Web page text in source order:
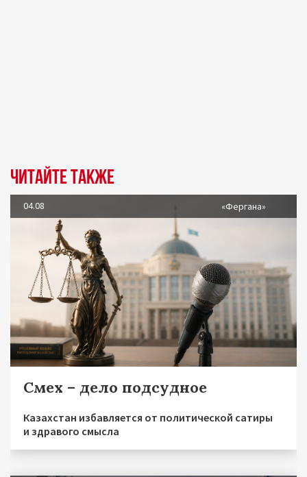
Читайте также
04.08 «Фергана»
Смех – дело подсудное
Казахстан избавляется от политической сатиры
и здравого смысла